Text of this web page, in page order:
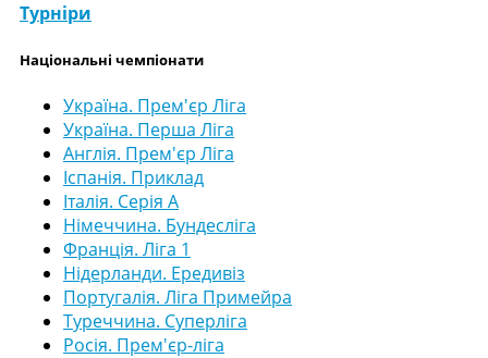
Турніри
Національні чемпіонати
Україна. Прем'єр Ліга
Україна. Перша Ліга
Англія. Прем'єр Ліга
Іспанія. Приклад
Італія. Серія А
Німеччина. Бундесліга
Франція. Ліга 1
Нідерланди. Ередивіз
Португалія. Ліга Примейра
Туреччина. Суперліга
Росія. Прем'єр-ліга